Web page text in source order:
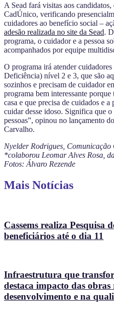
A Sead fará visitas aos
CadÚnico, verificando
cuidadores ao benefício social –
adesão realizada no site da Sead.
programa, o cuidador e a pessoa
acompanhados por equipe
O programa irá atender
Deficiência) nível 2 e 3, que são
sozinhos e precisam de cuidador
programa bem interessante
casa e que precisa de cuidados e
cuidar desse idoso. Significa que
pessoas”, opinou no lançamento
Carvalho.
Nyelder Rodrigues, Comunicação
*colaborou Leomar Alves Rosa,
Fotos: Álvaro Rezende
Mais Notícias
Cassems realiza Pesquisa
beneficiários até o dia 11
Infraestrutura que
destaca impacto das
desenvolvimento e na